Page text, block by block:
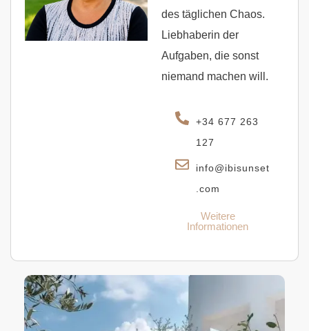
des täglichen Chaos.
Liebhaberin der
Aufgaben, die sonst
niemand machen will.
+34 677 263
127
info@ibisunset
.com
Weitere
Informationen